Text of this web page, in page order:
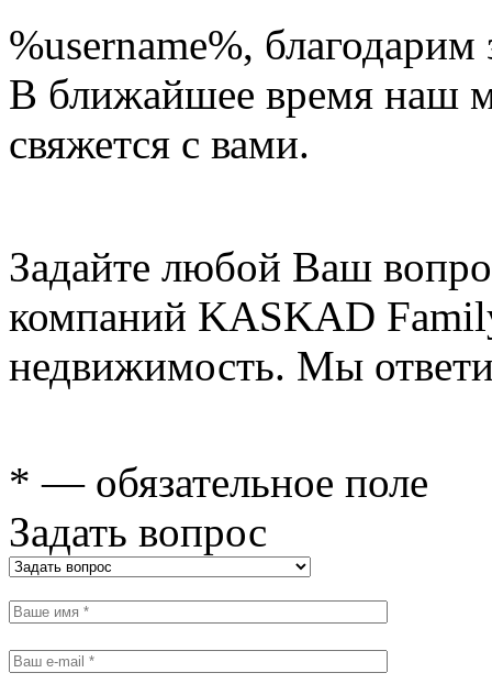
%username%, благодарим
В ближайшее время наш
свяжется с вами.
Задайте любой Ваш
компаний KASKAD
недвижимость. Мы
* — обязательное поле
Задать вопрос